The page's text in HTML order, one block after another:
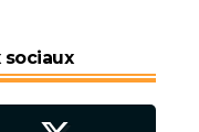
sociaux